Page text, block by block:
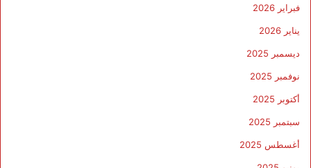
فبراير 2026
يناير 2026
ديسمبر 2025
نوفمبر 2025
أكتوبر 2025
سبتمبر 2025
أغسطس 2025